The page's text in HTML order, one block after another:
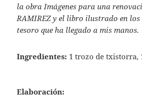
la obra Imágenes para una
RAMIREZ y el libro ilustrado en los
tesoro que ha llegado a mis manos.
Ingredientes: 1 trozo de txistorra,
Elaboración: